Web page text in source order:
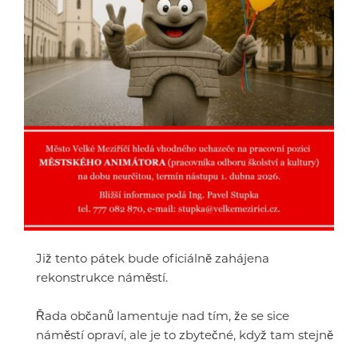
Již tento pátek bude oficiálně zahájena
rekonstrukce náměstí.
Řada občanů lamentuje nad tím, že se sice
náměstí opraví, ale je to zbytečné, když tam stejně